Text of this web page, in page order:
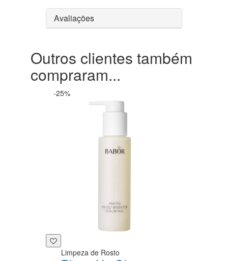
Avaliações
Outros clientes também
compraram...
-25%
Limpeza de Rosto